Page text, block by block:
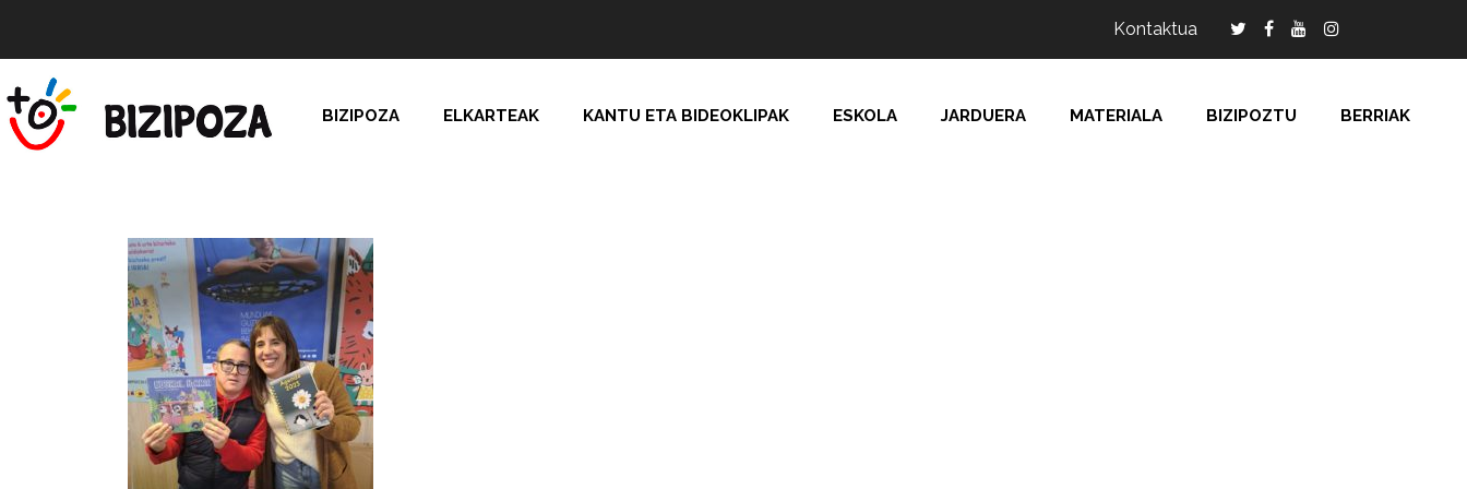
Kontaktua
BIZIPOZA ELKARTEAK KANTU ETA BIDEOKLIPAK ESKOLA JARDUERA MATERIALA BIZIPOZTU BERRIAK